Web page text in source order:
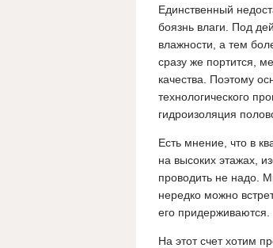
Единственный
боязнь влаги. Под
влажности, а тем
сразу же портится,
качества. Поэтому
технологического
гидроизоляция
Есть мнение, что в
на высоких этажах,
проводить не надо.
нередко можно
его придерживаются.
На этот счет хотим